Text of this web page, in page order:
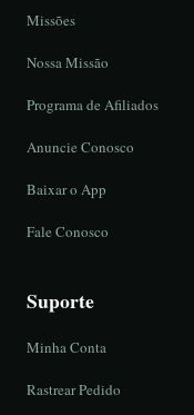
Missões
Nossa Missão
Programa de Afiliados
Anuncie Conosco
Baixar o App
Fale Conosco
Suporte
Minha Conta
Rastrear Pedido